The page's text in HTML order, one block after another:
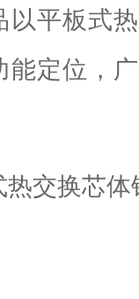
以平板式
能定位，